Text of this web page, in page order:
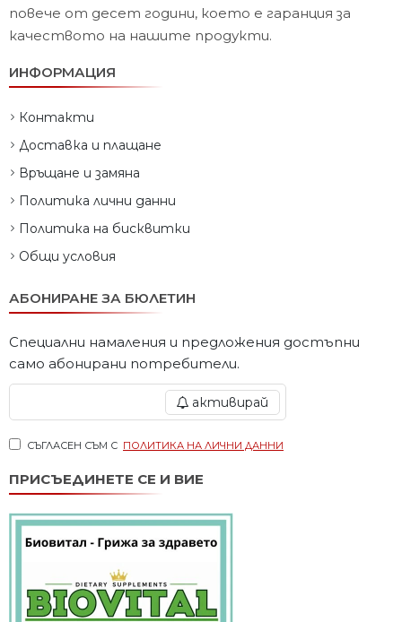
повече от десет години, което е гаранция за
качеството на нашите продукти.
ИНФОРМАЦИЯ
Контакти
Доставка и плащане
Връщане и замяна
Политика лични данни
Политика на бисквитки
Общи условия
АБОНИРАНЕ ЗА БЮЛЕТИН
Специални намаления и предложения достъпни
само абонирани потребители.
активирай
СЪГЛАСЕН СЪМ С ПОЛИТИКА НА ЛИЧНИ ДАННИ
ПРИСЪЕДИНЕТЕ СЕ И ВИЕ